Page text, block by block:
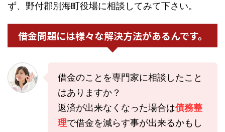
ず、野付郡別海町役場に相談してみて下さい。
借金問題には様々な解決方法があるんです。
借金のことを専門家に相談したこと
はありますか？
返済が出来なくなった場合は債務整
理で借金を減らす事が出来るかもし